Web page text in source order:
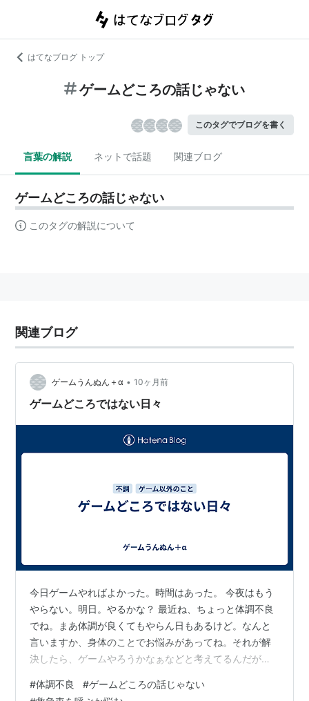
はてなブログ トップ
ゲームどころの話じゃない
このタグでブログを書く
言葉の解説 ネットで話題 関連ブログ
ゲームどころの話じゃない
このタグの解説について
関連ブログ
ゲームうんぬん＋α • 10ヶ月前
ゲームどころではない日々
今日ゲームやればよかった。時間はあった。 今夜はもう
やらない。明日。やるかな？ 最近ね、ちょっと体調不良
でね。まあ体調が良くてもやらん日もあるけど。なんと
言いますか、身体のことでお悩みがあってね。それが解
決したら、ゲームやろうかなぁなどと考えてるんだが、
るだろうか。というか、そうあって欲しい。最悪の場
#体調不良 #ゲームどころの話じゃない